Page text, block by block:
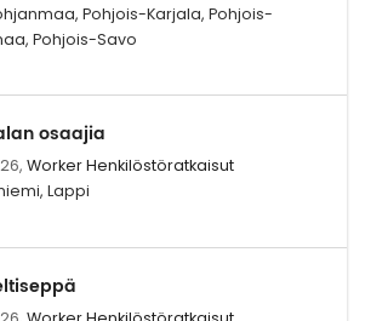
Pohjois-Karjala, Pohjois-
Pohjois-Savo
osaajia
Worker Henkilöstöratkaisut
Lappi